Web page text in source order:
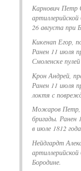
Карнович Петр
26 августа при
Кикенап Егор,
Ранен 11 июля
Смоленске
Крон Андрей,
Ранен 11 июля
локтя с
Можаров Петр,
бригады. Ранен
в июле 1812
Нейдгардт
Бородине.